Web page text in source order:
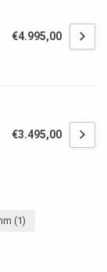
€4.995,00
€3.495,00
(1)